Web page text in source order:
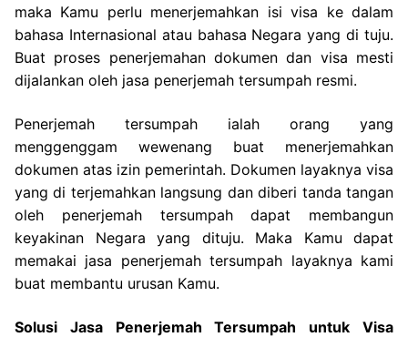
maka Kamu perlu menerjemahkan isi visa ke dalam
bahasa Internasional atau bahasa Negara yang di tuju.
Buat proses penerjemahan dokumen dan visa mesti
dijalankan oleh jasa penerjemah tersumpah resmi.
Penerjemah tersumpah ialah orang yang
menggenggam wewenang buat menerjemahkan
dokumen atas izin pemerintah. Dokumen layaknya visa
yang di terjemahkan langsung dan diberi tanda tangan
oleh penerjemah tersumpah dapat membangun
keyakinan Negara yang dituju. Maka Kamu dapat
memakai jasa penerjemah tersumpah layaknya kami
buat membantu urusan Kamu.
Solusi Jasa Penerjemah Tersumpah untuk Visa